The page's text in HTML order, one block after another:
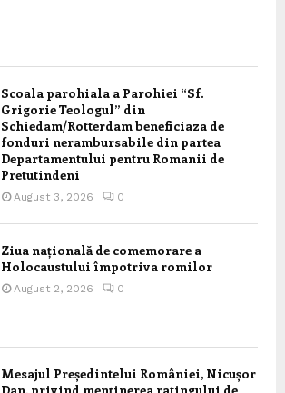
Scoala parohiala a Parohiei “Sf.
Grigorie Teologul” din
Schiedam/Rotterdam beneficiaza de
fonduri nerambursabile din partea
Departamentului pentru Romanii de
Pretutindeni
August 3, 2026 0
Ziua națională de comemorare a
Holocaustului împotriva romilor
August 2, 2026 0
Mesajul Președintelui României, Nicușor